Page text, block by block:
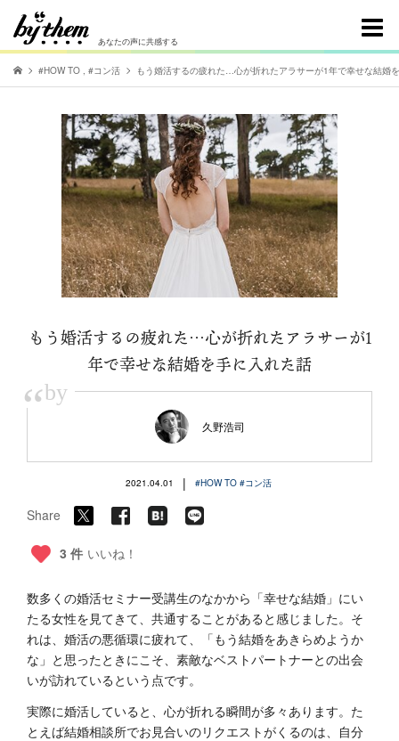
あなたの声に共感する
#HOW TO , #コン活 もう婚活するの疲れた…心が折れたアラサーが1年で幸せな結婚
もう婚活するの疲れた…心が折れたアラサーが1
年で幸せな結婚を手に入れた話
“by
久野浩司
2021.04.01 | #HOW TO #コン活
Share
3 件 いいね！
数多くの婚活セミナー受講生のなかから「幸せな結婚」にい
たる女性を見てきて、共通することがあると感じました。そ
れは、婚活の悪循環に疲れて、「もう結婚をあきらめようか
な」と思ったときにこそ、素敵なベストパートナーとの出会
いが訪れているという点です。
実際に婚活していると、心が折れる瞬間が多々あります。た
とえば結婚相談所でお見合いのリクエストがくるのは、自分